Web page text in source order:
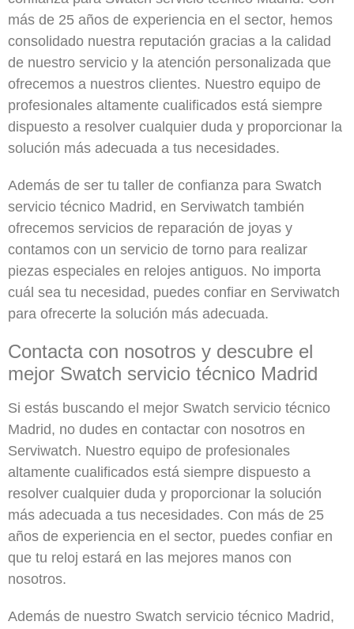
más de 25 años de experiencia en el sector, hemos
consolidado nuestra reputación gracias a la calidad
de nuestro servicio y la atención personalizada que
ofrecemos a nuestros clientes. Nuestro equipo de
profesionales altamente cualificados está siempre
dispuesto a resolver cualquier duda y proporcionar la
solución más adecuada a tus necesidades.
Además de ser tu taller de confianza para Swatch
servicio técnico Madrid, en Serviwatch también
ofrecemos servicios de reparación de joyas y
contamos con un servicio de torno para realizar
piezas especiales en relojes antiguos. No importa
cuál sea tu necesidad, puedes confiar en Serviwatch
para ofrecerte la solución más adecuada.
Contacta con nosotros y descubre el
mejor Swatch servicio técnico Madrid
Si estás buscando el mejor Swatch servicio técnico
Madrid, no dudes en contactar con nosotros en
Serviwatch. Nuestro equipo de profesionales
altamente cualificados está siempre dispuesto a
resolver cualquier duda y proporcionar la solución
más adecuada a tus necesidades. Con más de 25
años de experiencia en el sector, puedes confiar en
que tu reloj estará en las mejores manos con
nosotros.
Además de nuestro Swatch servicio técnico Madrid,